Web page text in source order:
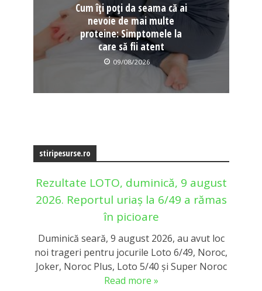
Cum îți poți da seama că ai
nevoie de mai multe
proteine: Simptomele la
care să fii atent
09/08/2026
stiripesurse.ro
Rezultate LOTO, duminică, 9 august
2026. Reportul uriaș la 6/49 a rămas
în picioare
Duminică seară, 9 august 2026, au avut loc
noi trageri pentru jocurile Loto 6/49, Noroc,
Joker, Noroc Plus, Loto 5/40 și Super Noroc
Read more »